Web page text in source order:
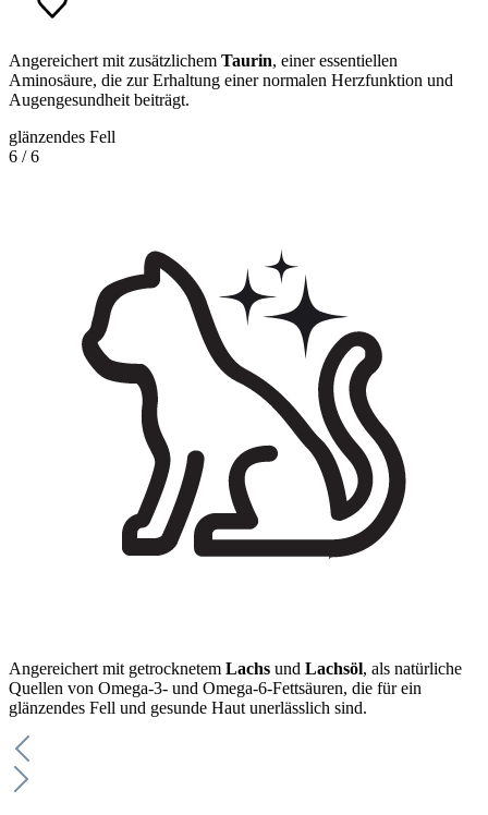
Angereichert mit zusätzlichem Taurin, einer essentiellen
Aminosäure, die zur Erhaltung einer normalen Herzfunktion und
Augengesundheit beiträgt.
glänzendes Fell
6 /6
Angereichert mit getrocknetem Lachs und Lachsöl, als natürliche
Quellen von Omega-3- und Omega-6-Fettsäuren, die für ein
glänzendes Fell und gesunde Haut unerlässlich sind.